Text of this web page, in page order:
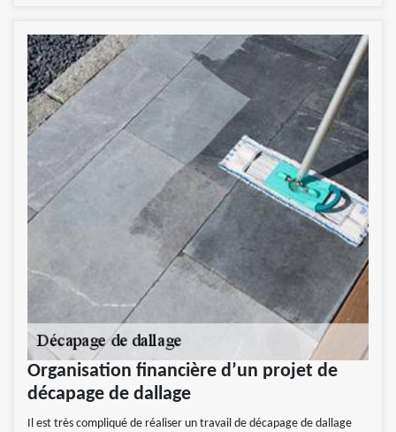
Organisation financière d’un projet de
décapage de dallage
Il est très compliqué de réaliser un travail de décapage de dallage